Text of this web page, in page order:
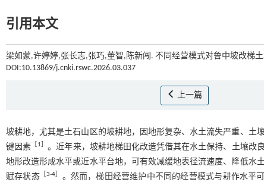
引用本文
梁如蒙,许婷婷,张长志,张巧,董智,陈新闯. 不同经营模式对鲁中坡改梯
DOI:10.13869/j.cnki.rswc.2026.03.037
上一篇
坡耕地，尤其是土石山区的坡耕地，因地形复杂、水土流失严重、
键因素
1 。近年来，坡耕地梯田化改造凭借其在水土保持、土壤改
地形改造形成水平或近水平台地，可有效减缓地表径流速度、降低
赋存状态［3-4 。然而，梯田经营维护中不同的经营模式与耕作水平